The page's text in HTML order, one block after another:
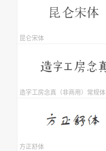
昆仑宋体
造字工房念真（非商用）常规体
方正舒体